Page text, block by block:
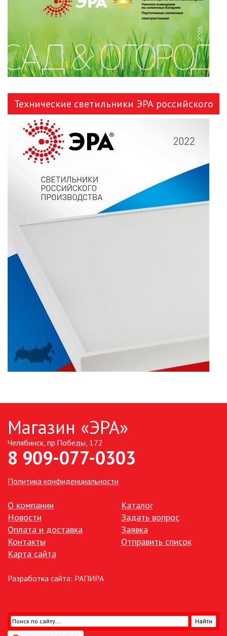
ЛЮСТРЫ
МОДУЛЬНЫЕ СИСТЕМЫ
ОСВЕЩЕНИЯ (LED МОДУЛИ)
НАСТОЛЬНЫЕ СВЕТИЛЬНИКИ
НИЗКОВОЛЬТНОЕ
ОБОРУДОВАНИЕ
НОВОГОДНЕЕ ОСВЕЩЕНИЕ
ПАЯЛЬНОЕ ОБОРУДОВАНИЕ
СЕТЕВЫЕ ФИЛЬТРЫ, СИЛОВЫЕ
РАЗЪЕМЫ И УДЛИНИТЕЛИ,
ТРОЙНИКИ И КОЛОДКИ, ВИЛКИ
СИСТЕМЫ ПОЛИВА
СТАБИЛИЗАТОРЫ НАПРЯЖЕНИЯ
ТОЧЕЧНЫЕ СВЕТИЛЬНИКИ
УЛИЧНОЕ ОСВЕЩЕНИЕ НА
СОЛНЕЧНЫХ БАТАРЕЯХ
ФОНТАНЫ
ЭЛЕКТРОЗВОНКИ И АКСЕССУАРЫ
Технические светильники ЭРА российского
Магазин «ЭРА»
Челябинск, пр.Победы, 172
8 909-077-0303
Политика конфиденциальности
О компании
Новости
Оплата и доставка
Контакты
Карта сайта
Каталог
Задать вопрос
Заявка
Отправить список
Разработка сайта: РАПИРА